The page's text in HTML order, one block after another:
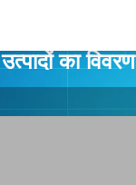
उत्पादों का विवरण